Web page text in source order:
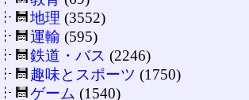
地理 (3552)
運輸 (595)
鉄道・バス (2246)
趣味とスポーツ (1750)
ゲーム (1540)